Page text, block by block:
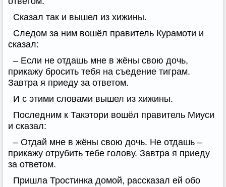
Сказал так и вышел из хижины.
Следом за ним вошёл правитель Курамоти и
сказал:
– Если не отдашь мне в жёны свою дочь,
прикажу бросить тебя на съедение тиграм.
Завтра я приеду за ответом.
И с этими словами вышел из хижины.
Последним к Такэтори вошёл правитель Миуси
и сказал:
– Отдай мне в жёны свою дочь. Не отдашь –
прикажу отрубить тебе голову. Завтра я приеду
за ответом.
Пришла Тростинка домой, рассказал ей обо